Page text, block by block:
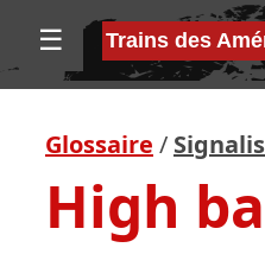
☰ Trains des
Glossaire /
High